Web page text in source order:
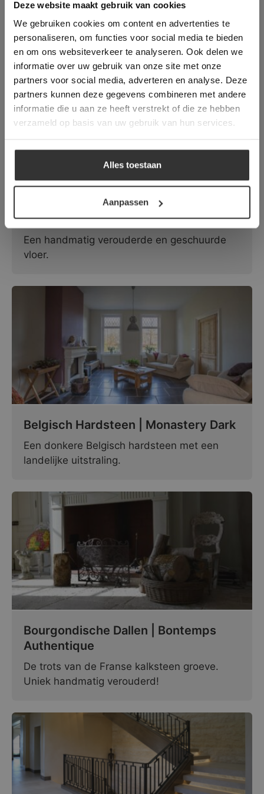
Deze website maakt gebruik van cookies
We gebruiken cookies om content en advertenties te
personaliseren, om functies voor social media te bieden
en om ons websiteverkeer te analyseren. Ook delen we
informatie over uw gebruik van onze site met onze
partners voor social media, adverteren en analyse. Deze
partners kunnen deze gegevens combineren met andere
informatie die u aan ze heeft verstrekt of die ze hebben
verzameld op basis van uw gebruik van hun services.
Alles toestaan
Aanpassen
Een verouderde Franse Bourgondische Dal
met schitterende grijstinten.
Belgisch Hardsteen | Monastery Light
Een handmatig verouderde en geschuurde
vloer.
Belgisch Hardsteen | Monastery Dark
Een donkere Belgisch hardsteen met een
landelijke uitstraling.
Bourgondische Dallen | Bontemps
Authentique
De trots van de Franse kalksteen groeve.
Uniek handmatig verouderd!
longer working. Please contact the website
administrator.
Deze website gebruikt cookies om de
gebruikerservaring te verbeteren. Door
gebruik te maken van onze website geeft u
toestemming voor alle cookies in
overeenstemming met ons cookiebeleid.Lees
verder
ALLES ACCEPTEREN
ALLES AFWIJZEN
DETAILS WEERGEVEN